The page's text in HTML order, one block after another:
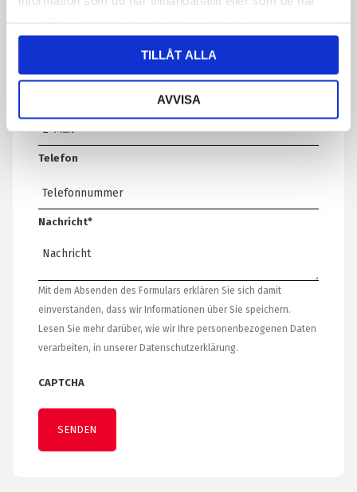
TILLÅT ALLA
AVVISA
Telefon
Nachricht*
Mit dem Absenden des Formulars erklären Sie sich damit
einverstanden, dass wir Informationen über Sie speichern.
Lesen Sie mehr darüber, wie wir Ihre personenbezogenen Daten
verarbeiten, in unserer Datenschutzerklärung.
CAPTCHA